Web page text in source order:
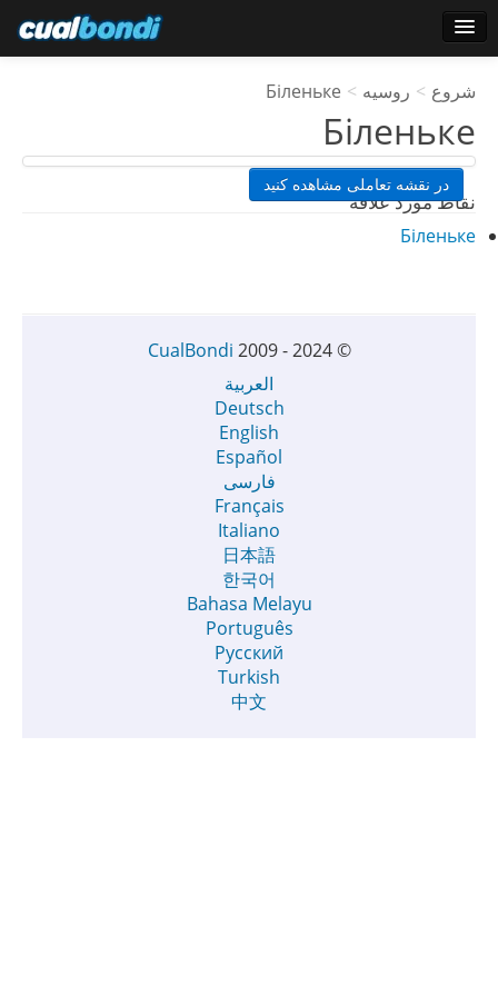
کاربران ستاره
نظرسنجی
شروع > روسیه >
Біленьке
Біленьке
در نقشه تعاملی مشاهده کنید
نقاط مورد علاقه
Біленьке
©
CualBondi 2009 - 2024
العربية
Deutsch
English
Español
فارسی
Français
Italiano
日本語
한국어
Bahasa Melayu
Português
Русский
Turkish
中文